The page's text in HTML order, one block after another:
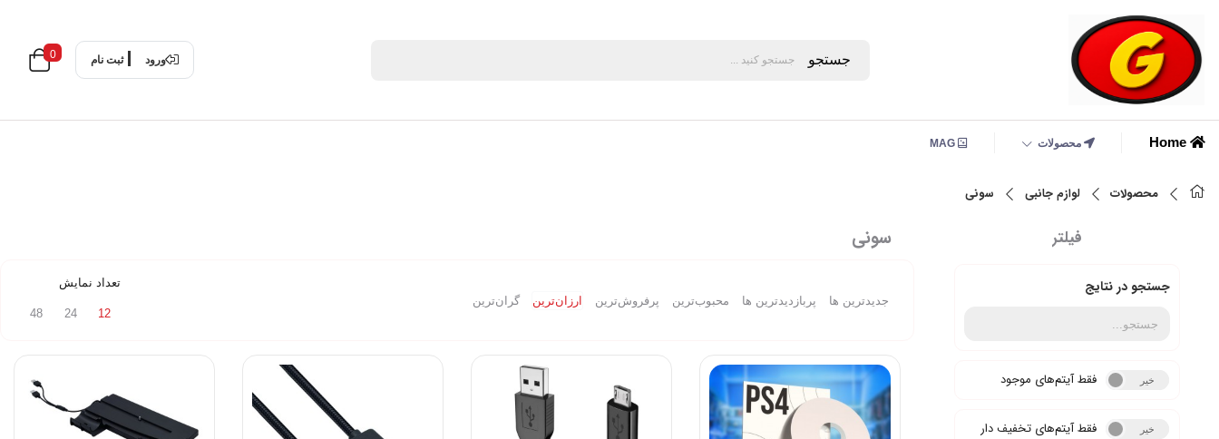
جستجو ورود ثبت نام 0
محصولات
محصولات لوازم جانبی سونی
فیلتر
جستجو در نتایج
بله خیر فقط آیتم‌های موجود
بله خیر فقط آیتم‌های تخفیف دار
سونی
جدیدترین ها پربازدیدترین ها محبوب‌‌ترین پرفروش‌ترین ارزان‌ترین گران‌ترین
تعداد نمایش
12
24
48